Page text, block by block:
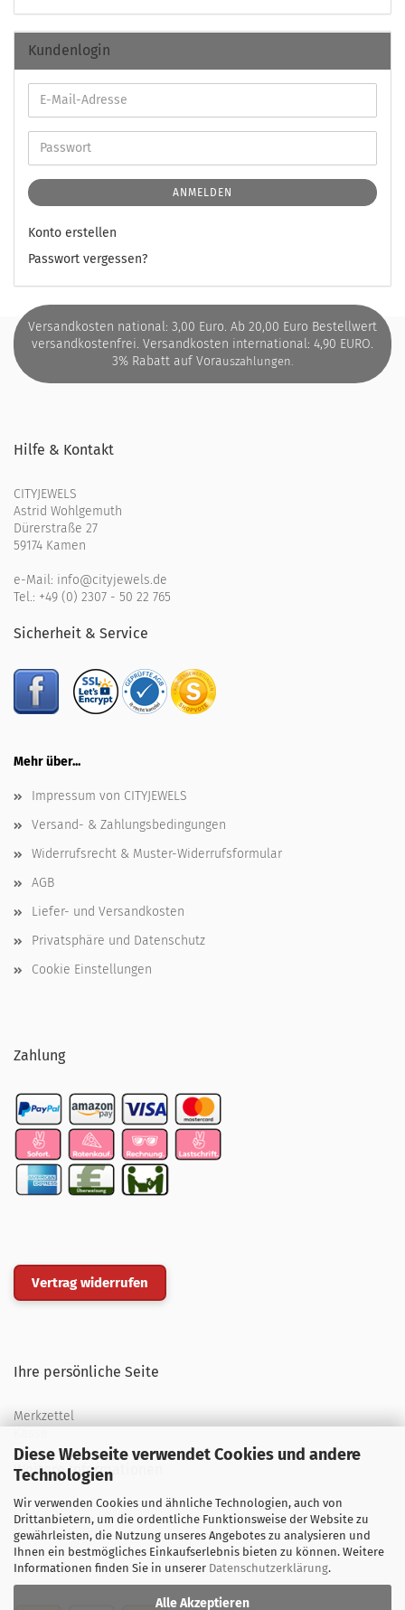
Diese Webseite verwendet Cookies und andere
Technologien
Wir verwenden Cookies und ähnliche Technologien, auch von
Drittanbietern, um die ordentliche Funktionsweise der Website zu
gewährleisten, die Nutzung unseres Angebotes zu analysieren und
Ihnen ein bestmögliches Einkaufserlebnis bieten zu können. Weitere
Informationen finden Sie in unserer Datenschutzerklärung.
Alle Akzeptieren
Kundenlogin
ANMELDEN
Konto erstellen
Passwort vergessen?
Versandkosten national: 3,00 Euro. Ab 20,00 Euro Bestellwert
versandkostenfrei. Versandkosten international: 4,90 EURO.
3% Rabatt auf Vorauszahlungen.
Hilfe & Kontakt
CITYJEWELS
Astrid Wohlgemuth
Dürerstraße 27
59174 Kamen
e-Mail: info@cityjewels.de
Tel.: +49 (0) 2307 - 50 22 765
Sicherheit & Service
Mehr über...
Impressum von CITYJEWELS
Versand- & Zahlungsbedingungen
Widerrufsrecht & Muster-Widerrufsformular
AGB
Liefer- und Versandkosten
Privatsphäre und Datenschutz
Cookie Einstellungen
Zahlung
Vertrag widerrufen
Ihre persönliche Seite
Merkzettel
Weitere Informationen
Über uns
Öffnungszeiten
Versand